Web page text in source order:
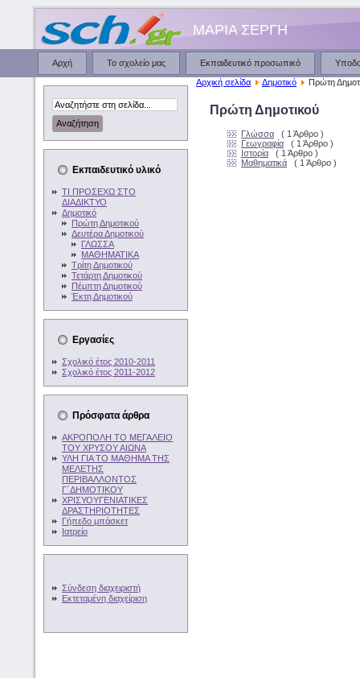
ΜΑΡΙΑ ΣΕΡΓΗ
Αρχή Το σχολείο μας Εκπαιδευτικό προσωπικό
Εκπαιδευτικό υλικό
ΤΙ ΠΡΟΣΕΧΩ ΣΤΟ
ΔΙΑΔΙΚΤΥΟ
Δημοτικό
Πρώτη Δημοτικού
Δευτέρα Δημοτικού
ΓΛΩΣΣΑ
ΜΑΘΗΜΑΤΙΚΑ
Τρίτη Δημοτικού
Τετάρτη Δημοτικού
Πέμπτη Δημοτικού
Έκτη Δημοτικού
Εργασίες
Σχολικό έτος 2010-2011
Σχολικό έτος 2011-2012
Πρόσφατα άρθρα
ΑΚΡΟΠΟΛΗ ΤΟ ΜΕΓΑΛΕΙΟ
ΤΟΥ ΧΡΥΣΟΥ ΑΙΩΝΑ
ΥΛΗ ΓΙΑ ΤΟ ΜΑΘΗΜΑ ΤΗΣ
ΜΕΛΕΤΗΣ
ΠΕΡΙΒΑΛΛΟΝΤΟΣ
Γ΄ΔΗΜΟΤΙΚΟΥ
ΧΡΙΣΥΟΥΓΕΝΙΑΤΙΚΕΣ
ΔΡΑΣΤΗΡΙΟΤΗΤΕΣ
Γήπεδο μπάσκετ
Ιατρείο
Σύνδεση διαχειριστή
Εκτεταμένη διαχείριση
Αρχική σελίδα Δημοτικό Πρώτη
Πρώτη Δημοτικού
Γλώσσα
( 1 Άρθρο )
Γεωγραφία
( 1 Άρθρο )
Ιστορία
( 1 Άρθρο )
Μαθηματικά
( 1 Άρθρο )